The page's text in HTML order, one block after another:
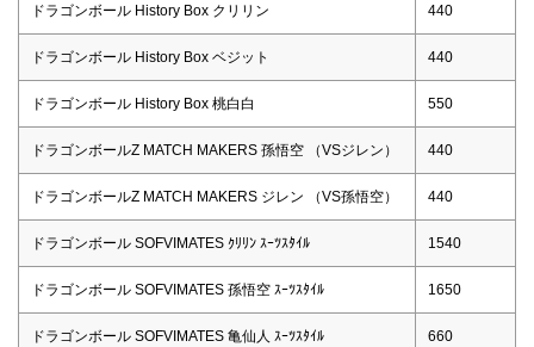
ドラゴンボール History Box クリリン 440
ドラゴンボール History Box ベジット 440
ドラゴンボール History Box 桃白白 550
ドラゴンボールZ MATCH MAKERS 孫悟空 （VSジレン） 440
ドラゴンボールZ MATCH MAKERS ジレン （VS孫悟空） 440
ドラゴンボール SOFVIMATES ｸﾘﾘﾝ ｽｰﾂｽﾀｲﾙ 1540
ドラゴンボール SOFVIMATES 孫悟空 ｽｰﾂｽﾀｲﾙ 1650
ドラゴンボール SOFVIMATES 亀仙人 ｽｰﾂｽﾀｲﾙ 660